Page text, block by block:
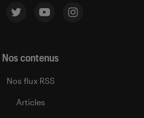
Nos contenus
Nos flux RSS
Articles